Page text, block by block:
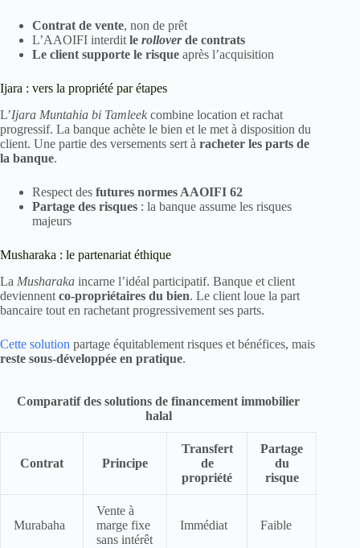
Contrat de vente, non de prêt
L’AAOIFI interdit le rolloverde contrats
Le client supporte le risque après l’acquisition
Ijara : vers la propriété par étapes
L’Ijara Muntahia bi Tamleek combine location et rachat
progressif. La banque achète le bien et le met à disposition du
client. Une partie des versements sert à racheter les parts de
la banque.
Respect des futures normes AAOIFI 62
Partage des risques : la banque assume les risques
majeurs
Musharaka : le partenariat éthique
La Musharaka incarne l’idéal participatif. Banque et client
deviennent co-propriétaires du bien. Le client loue la part
bancaire tout en rachetant progressivement ses parts.
Cette solution partage équitablement risques et bénéfices, mais
reste sous-développée en pratique.
Comparatif des solutions de financement immobilier
halal
Contrat Principe
Transfert
de
propriété
Partage
du
risque
Murabaha
Vente à
marge fixe
sans intérêt
Immédiat Faible